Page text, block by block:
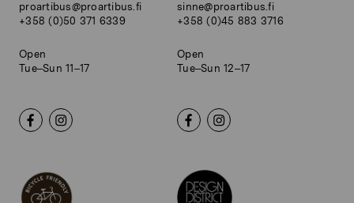
proartibus@proartibus.fi
+358 (0)50 371 6339
Open
Tue–Sun 11–17
sinne@proartibus.fi
+358 (0)45 883 3716
Open
Tue–Sun 12–17